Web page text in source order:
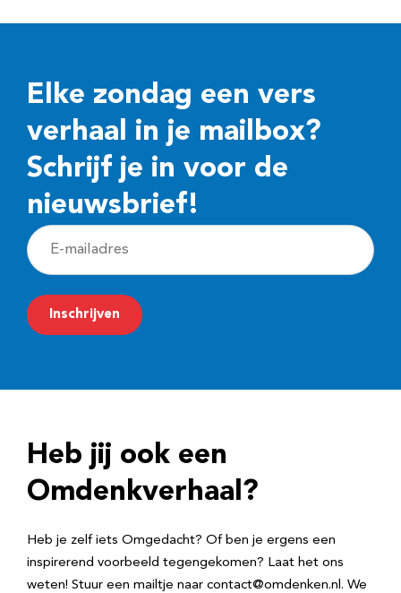
Elke zondag een vers
verhaal in je mailbox?
Schrijf je in voor de
nieuwsbrief!
E
-
m
a
r
e
Inschrijven
Heb jij ook een
Omdenkverhaal?
Heb je zelf iets Omgedacht? Of ben je ergens een
inspirerend voorbeeld tegengekomen? Laat het ons
weten! Stuur een mailtje naar contact@omdenken.nl. We